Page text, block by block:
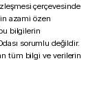
çerçevesinde
azami özen
bilgilerin
sorumlu değildir.
tüm bilgi ve verilerin